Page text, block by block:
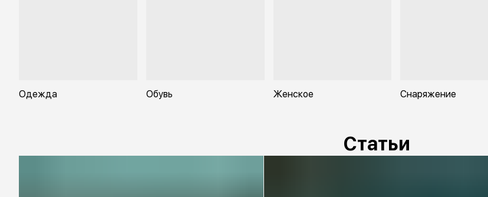
Одежда Обувь Женское Снаряжение
Статьи